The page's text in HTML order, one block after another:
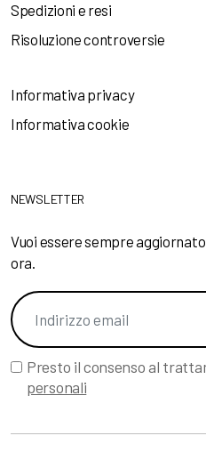
Spedizioni e resi
Risoluzione controversie
Informativa privacy
Informativa cookie
NEWSLETTER
Vuoi essere sempre
ora.
Presto il consenso al
personali